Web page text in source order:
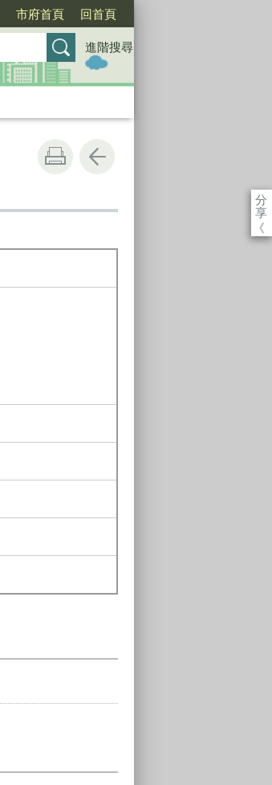
市府首頁 回首頁
進階搜尋
分
享
《